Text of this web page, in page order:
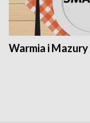
Warmia i Mazury